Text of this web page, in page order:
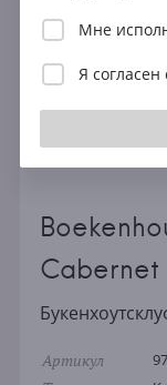
Cabernet
Артикул
Мне
Я согласен